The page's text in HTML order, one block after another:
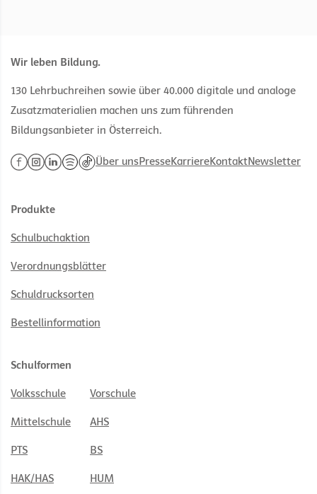
Wir leben Bildung.
130 Lehrbuchreihen sowie über 40.000 digitale und analoge
Zusatzmaterialien machen uns zum führenden
Bildungsanbieter in Österreich.
Über unsPresseKarriereKontaktNewsletter
Produkte
Schulbuchaktion
Verordnungsblätter
Schuldrucksorten
Bestellinformation
Schulformen
Volksschule Vorschule
Mittelschule AHS
PTS BS
HAK/HAS HUM